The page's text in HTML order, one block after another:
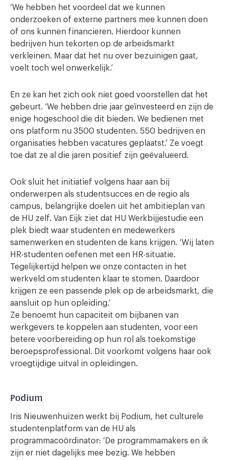
‘We hebben het voordeel dat we kunnen
onderzoeken of externe partners mee kunnen doen
of ons kunnen financieren. Hierdoor kunnen
bedrijven hun tekorten op de arbeidsmarkt
verkleinen. Maar dat het nu over bezuinigen gaat,
voelt toch wel onwerkelijk.’
En ze kan het zich ook niet goed voorstellen dat het
gebeurt. ‘We hebben drie jaar geïnvesteerd en zijn de
enige hogeschool die dit bieden. We bedienen met
ons platform nu 3500 studenten. 550 bedrijven en
organisaties hebben vacatures geplaatst.’ Ze voegt
toe dat ze al die jaren positief zijn geëvalueerd.
Ook sluit het initiatief volgens haar aan bij
onderwerpen als studentsucces en de regio als
campus, belangrijke doelen uit het ambitieplan van
de HU zelf. Van Eijk ziet dat HU Werkbijjestudie een
plek biedt waar studenten en medewerkers
samenwerken en studenten de kans krijgen. ‘Wij laten
HR-studenten oefenen met een HR-situatie.
Tegelijkertijd helpen we onze contacten in het
werkveld om studenten klaar te stomen. Daardoor
krijgen ze een passende plek op de arbeidsmarkt, die
aansluit op hun opleiding.’
Ze benoemt hun capaciteit om bijbanen van
werkgevers te koppelen aan studenten, voor een
betere voorbereiding op hun rol als toekomstige
beroepsprofessional. Dit voorkomt volgens haar ook
vroegtijdige uitval in opleidingen.
Podium
Iris Nieuwenhuizen werkt bij Podium, het culturele
studentenplatform van de HU als
programmacoördinator: ‘De programmamakers en ik
zijn er niet dagelijks mee bezig. We hebben